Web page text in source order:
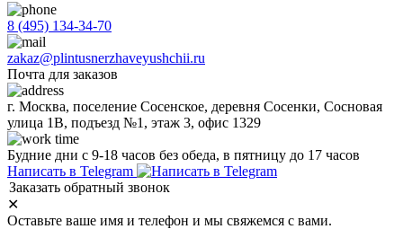
8 (495) 134-34-70
zakaz@plintusnerzhaveyushchii.ru
Почта для заказов
г. Москва, поселение Сосенское, деревня Сосенки, Сосновая
улица 1В, подъезд №1, этаж 3, офис 1329
Будние дни с 9-18 часов без обеда, в пятницу до 17 часов
Написать в Telegram
Заказать обратный звонок
✕
Оставьте ваше имя и телефон и мы свяжемся с вами.